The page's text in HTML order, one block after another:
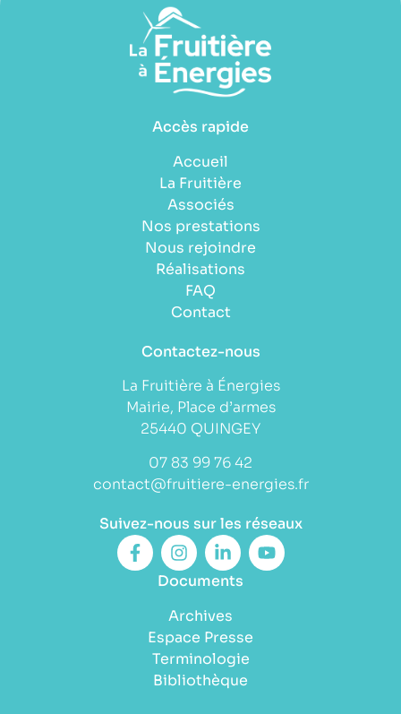
Accès rapide
Accueil
La Fruitière
Associés
Nos prestations
Nous rejoindre
Réalisations
FAQ
Contact
Contactez-nous
La Fruitière à Énergies
Mairie, Place d’armes
25440 QUINGEY
07 83 99 76 42
contact@fruitiere-energies.fr
Suivez-nous sur les réseaux
Documents
Archives
Espace Presse
Terminologie
Bibliothèque